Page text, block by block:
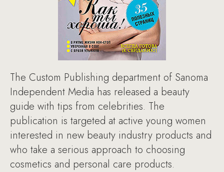
The Custom Publishing department of Sanoma
Independent Media has released a beauty
guide with tips from celebrities. The
publication is targeted at active young women
interested in new beauty industry products and
who take a serious approach to choosing
cosmetics and personal care products.